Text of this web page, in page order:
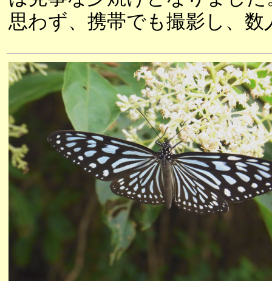
思わず、携帯でも撮影し、